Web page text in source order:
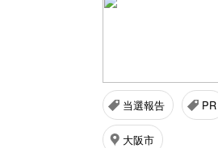
当選報告 PR
大阪市